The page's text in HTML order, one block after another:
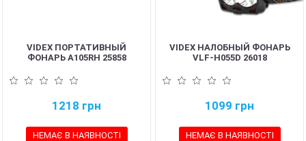
VIDEX ПОРТАТИВНЫЙ
ФОНАРЬ A105RH 25858
1218 грн
НЕМАЄ В НАЯВНОСТІ
VIDEX НАЛОБНЫЙ ФОНАРЬ
VLF-H055D 26018
1099 грн
НЕМАЄ В НАЯВНОСТІ